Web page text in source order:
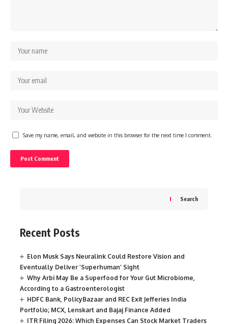
Save my name, email, and website in this browser for the next time I comment.
Search
Recent Posts
Elon Musk Says Neuralink Could Restore Vision and
Eventually Deliver ‘Superhuman’ Sight
Why Arbi May Be a Superfood for Your Gut Microbiome,
According to a Gastroenterologist
HDFC Bank, PolicyBazaar and REC Exit Jefferies India
Portfolio; MCX, Lenskart and Bajaj Finance Added
ITR Filing 2026: Which Expenses Can Stock Market Traders